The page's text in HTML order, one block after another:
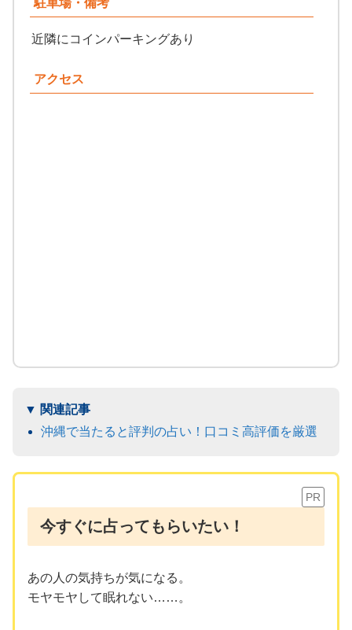
近隣にコインパーキングあり
アクセス
沖縄で当たると評判の占い！口コミ高評価を厳選
PR
今すぐに占ってもらいたい！
あの人の気持ちが気になる。
モヤモヤして眠れない……。